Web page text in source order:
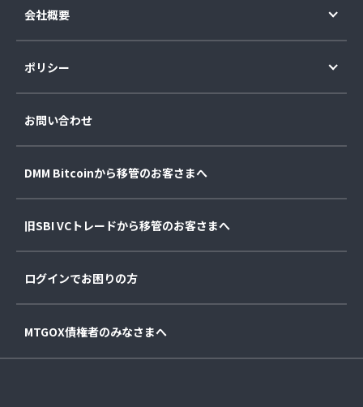
会社概要
ポリシー
お問い合わせ
DMM Bitcoinから移管のお客さまへ
旧SBI VCトレードから移管のお客さまへ
ログインでお困りの方
MTGOX債権者のみなさまへ